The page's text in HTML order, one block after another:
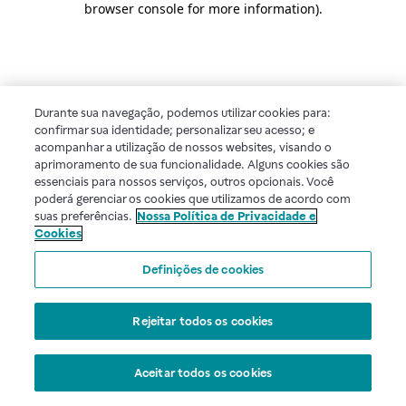
browser console for more information).
Durante sua navegação, podemos utilizar cookies para:
confirmar sua identidade; personalizar seu acesso; e
acompanhar a utilização de nossos websites, visando o
aprimoramento de sua funcionalidade. Alguns cookies são
essenciais para nossos serviços, outros opcionais. Você
poderá gerenciar os cookies que utilizamos de acordo com
suas preferências. Nossa Política de Privacidade e
Cookies
Definições de cookies
Rejeitar todos os cookies
Aceitar todos os cookies